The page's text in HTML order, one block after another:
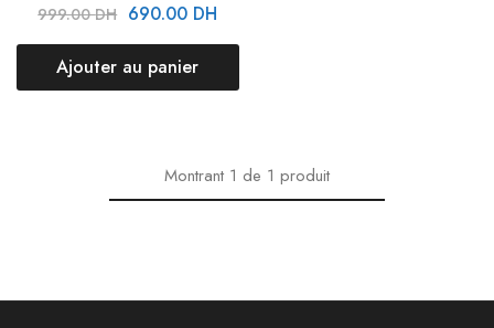
999.00DH 690.00 DH
Ajouter au panier
Montrant 1 de 1 produit